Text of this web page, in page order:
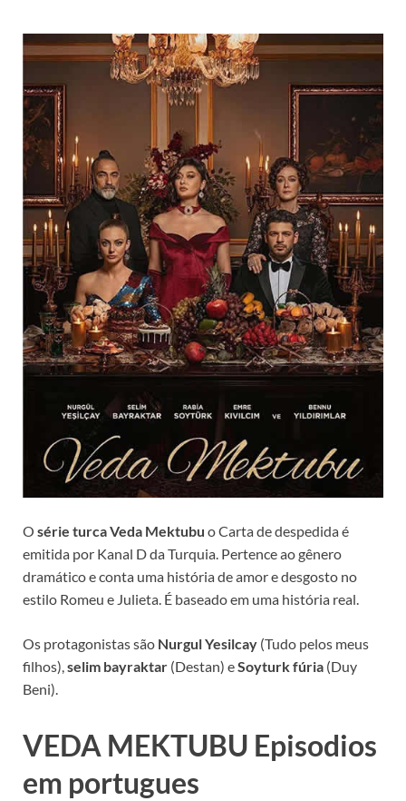
O série turca Veda Mektubu o Carta de despedida é
emitida por Kanal D da Turquia. Pertence ao gênero
dramático e conta uma história de amor e desgosto no
estilo Romeu e Julieta. É baseado em uma história real.
Os protagonistas são Nurgul Yesilcay (Tudo pelos meus
filhos),selim bayraktar (Destan) eSoyturk fúria (Duy
Beni).
VEDA MEKTUBU Episodios
em portugues